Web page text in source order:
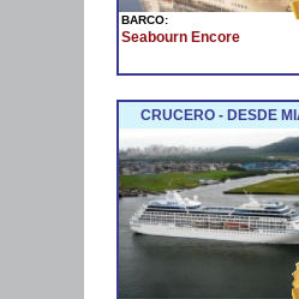
BARCO:
Seabourn Encore
CRUCERO - DESDE